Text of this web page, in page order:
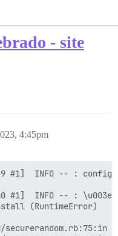
- site
4:45pm
#1]  INFO -- :
#1]  INFO -- :
(RuntimeError)